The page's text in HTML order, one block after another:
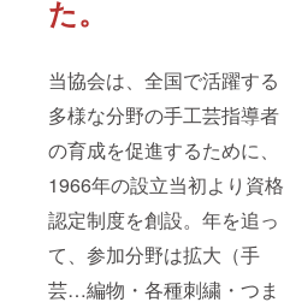
た。
当協会は、全国で活躍する
多様な分野の手工芸指導者
の育成を促進するために、
1966年の設立当初より資格
認定制度を創設。年を追っ
て、参加分野は拡大（手
芸…編物・各種刺繍・つま